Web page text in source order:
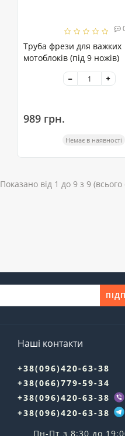
Труба фрези для важких
мотоблоків (під 9 ножів)
989 грн.
Немає в наявності
Показано від 1 до 9 з 9 (всього
Наші контакти
+38(096)420-63-38
+38(066)779-59-34
+38(096)420-63-38
+38(096)420-63-38
Пн-Пт з 8:30 до